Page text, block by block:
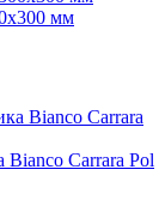
мм
Carrara Pol